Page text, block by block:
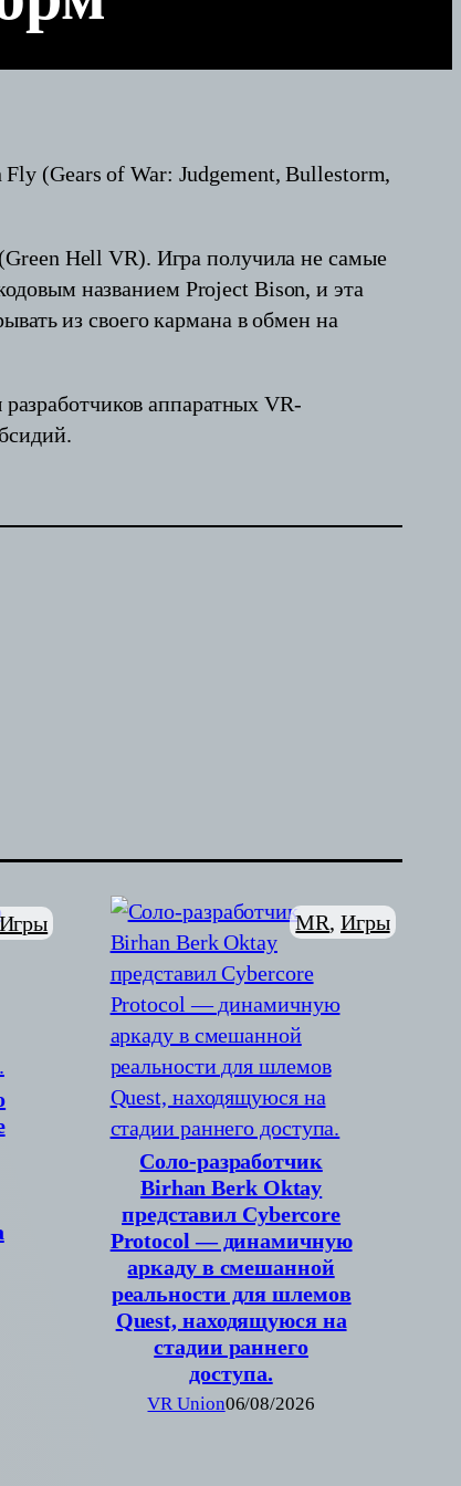
Fly (Gears of War: Judgement, Bullestorm,
Hell VR). Игра получила не самые
названием Project Bison, и эта
из своего кармана в обмен на
аппаратных VR-
Соло-разработчик
Birhan Berk Oktay
представил Cybercore
Protocol — динамичную
аркаду в смешанной
реальности для шлемов
Quest, находящуюся на
стадии раннего
доступа.
MR, Игры
VR Union06/08/2026